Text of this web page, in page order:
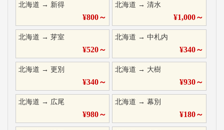
北海道 → 新得
¥800～
北海道 →清水
¥1,000～
北海道 → 芽室
¥520～
北海道 →中札内
¥340～
北海道 → 更別
¥340～
北海道 → 大樹
¥930～
北海道 → 広尾
¥980～
北海道 →幕別
¥180～